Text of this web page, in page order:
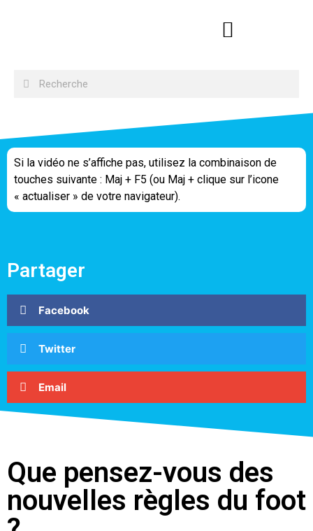
Si la vidéo ne s’affiche pas, utilisez la combinaison de
touches suivante : Maj + F5 (ou Maj + clique sur l’icone
« actualiser » de votre navigateur).
Partager
Facebook
Twitter
Email
Que pensez-vous des
nouvelles règles du foot